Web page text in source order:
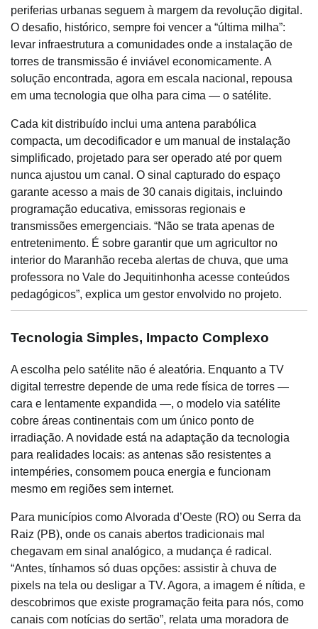
periferias urbanas seguem à margem da revolução digital.
O desafio, histórico, sempre foi vencer a “última milha”:
levar infraestrutura a comunidades onde a instalação de
torres de transmissão é inviável economicamente. A
solução encontrada, agora em escala nacional, repousa
em uma tecnologia que olha para cima — o satélite.
Cada kit distribuído inclui uma antena parabólica
compacta, um decodificador e um manual de instalação
simplificado, projetado para ser operado até por quem
nunca ajustou um canal. O sinal capturado do espaço
garante acesso a mais de 30 canais digitais, incluindo
programação educativa, emissoras regionais e
transmissões emergenciais. “Não se trata apenas de
entretenimento. É sobre garantir que um agricultor no
interior do Maranhão receba alertas de chuva, que uma
professora no Vale do Jequitinhonha acesse conteúdos
pedagógicos”, explica um gestor envolvido no projeto.
Tecnologia Simples, Impacto Complexo
A escolha pelo satélite não é aleatória. Enquanto a TV
digital terrestre depende de uma rede física de torres —
cara e lentamente expandida —, o modelo via satélite
cobre áreas continentais com um único ponto de
irradiação. A novidade está na adaptação da tecnologia
para realidades locais: as antenas são resistentes a
intempéries, consomem pouca energia e funcionam
mesmo em regiões sem internet.
Para municípios como Alvorada d’Oeste (RO) ou Serra da
Raiz (PB), onde os canais abertos tradicionais mal
chegavam em sinal analógico, a mudança é radical.
“Antes, tínhamos só duas opções: assistir à chuva de
pixels na tela ou desligar a TV. Agora, a imagem é nítida, e
descobrimos que existe programação feita para nós, como
canais com notícias do sertão”, relata uma moradora de